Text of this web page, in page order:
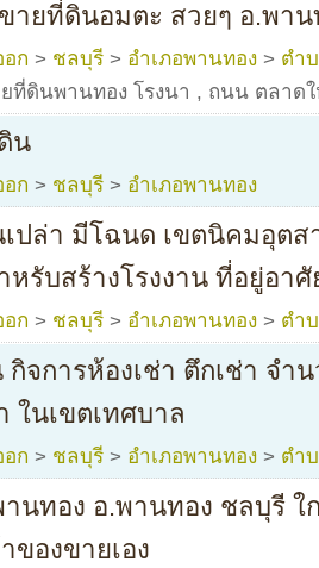
ายที่ดินอมตะ สวยๆ อ.พา
ก > ชลบุรี > อำเภอพานทอง > ตำ
ที่ดินพานทอง โรงนา , ถนน ตลาด
น
ก > ชลบุรี > อำเภอพานทอง
ปล่า มีโฉนด เขตนิคมอุตส
หรับสร้างโรงงาน ที่อยู่อาศั
ก > ชลบุรี > อำเภอพานทอง > ตำ
จการห้องเช่า ตึกเช่า จำ
ในเขตเทศบาล
ก > ชลบุรี > อำเภอพานทอง > ตำ
นทอง อ.พานทอง ชลบุรี ใ
ของขายเอง